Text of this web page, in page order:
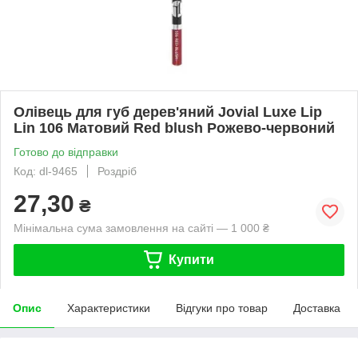
Олівець для губ дерев'яний Jovial Luxe Lip
Lin 106 Матовий Red blush Рожево-червоний
Готово до відправки
Код: dl-9465
Роздріб
27,30 ₴
Мінімальна сума замовлення на сайті — 1 000 ₴
Купити
Опис Характеристики Відгуки про товар Доставка